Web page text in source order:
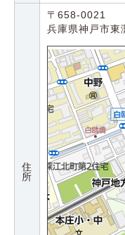
住
所
〒658-0021
兵庫県神戸市東